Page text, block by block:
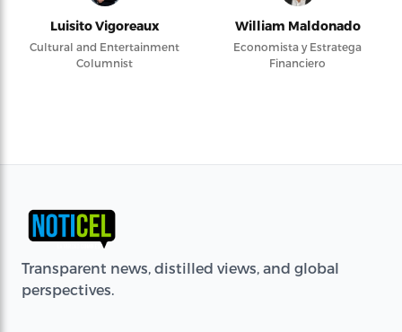
Luisito Vigoreaux
Cultural and Entertainment
Columnist
William Maldonado
Economista y Estratega
Financiero
Transparent news, distilled views, and global
perspectives.